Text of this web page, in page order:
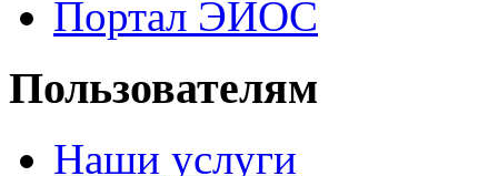
Портал ЭИОС
Пользователям
Наши услуги